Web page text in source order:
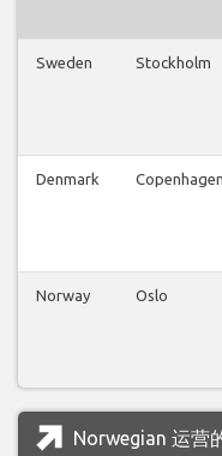
Sweden Stockholm
Denmark Copenhagen
Norway Oslo
Norwegian 运营